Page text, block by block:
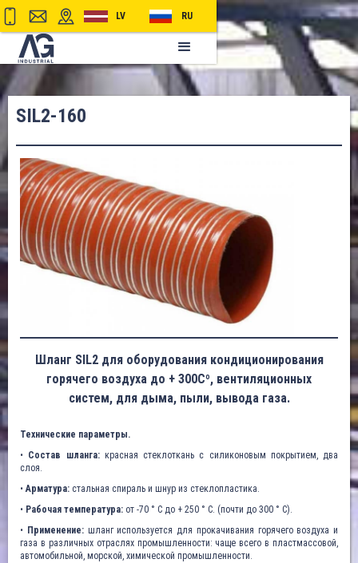
LV RU
SIL2-160
Шланг SIL2 для оборудования кондиционирования
горячего воздуха до + 300Cº, вентиляционных
систем, для дыма, пыли, вывода газа.
Технические параметры.
• Состав шланга: красная стеклоткань с силиконовым покрытием, два
слоя.
•Арматура: стальная спираль и шнур из стеклопластика.
• Рабочая температура: от -70 ° C до + 250 ° C. (почти до 300 ° C).
• Применение:шланг используется для прокачивания горячего воздуха и
газа в различных отраслях промышленности: чаще всего в пластмассовой,
автомобильной, морской, химической промышленности.